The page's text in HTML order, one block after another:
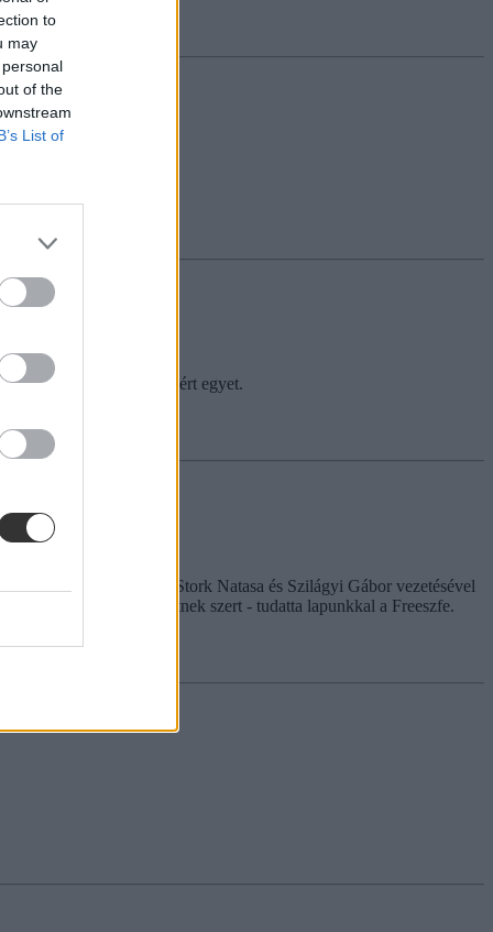
to
may
of the
List of
azonban ezzel nem ért egyet.
Török-Illyés Orsolya, Stork Natasa és Szilágyi Gábor vezetésével
ismeretekre tehetnek szert - tudatta lapunkkal a Freeszfe.